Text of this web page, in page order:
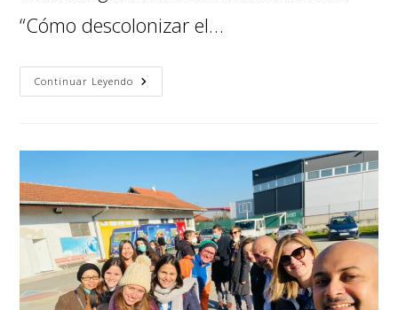
“Cómo descolonizar el…
Continuar Leyendo